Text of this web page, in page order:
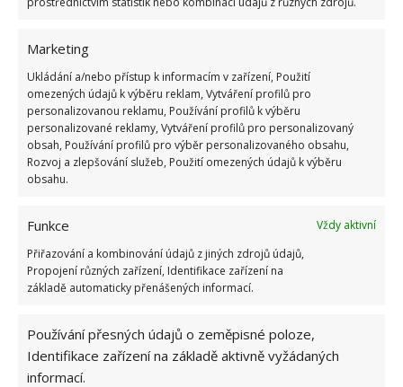
Marketing
Ukládání a/nebo přístup k informacím v zařízení, Použití
omezených údajů k výběru reklam, Vytváření profilů pro
personalizovanou reklamu, Používání profilů k výběru
personalizované reklamy, Vytváření profilů pro personalizovaný
obsah, Používání profilů pro výběr personalizovaného obsahu,
Rozvoj a zlepšování služeb, Použití omezených údajů k výběru
obsahu.
Funkce
Vždy aktivní
Přiřazování a kombinování údajů z jiných zdrojů údajů,
Propojení různých zařízení, Identifikace zařízení na
základě automaticky přenášených informací.
Používání přesných údajů o zeměpisné poloze,
Identifikace zařízení na základě aktivně vyžádaných
informací.
Profesionální zahradnice vytvořila přehled
Bohatá úroda rajčat nemusí být jen zbožným
přáním. Užijte si úspěšnou sklizeň již během
letošní sezony
6.8.2026
zajistí bohatou úrodu šťavnatých a chutných
plodů. Připravte se na letošní sezonu včas
6.8.2026